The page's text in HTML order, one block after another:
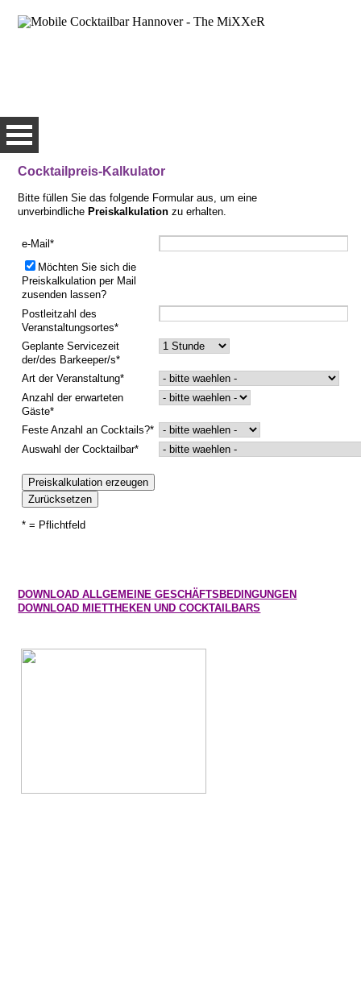
Cocktailpreis-Kalkulator
Bitte füllen Sie das folgende Formular aus, um eine
unverbindliche Preiskalkulation zu erhalten.
e-Mail*
Möchten Sie sich die
Preiskalkulation per Mail
zusenden lassen?
Postleitzahl des
Veranstaltungsortes*
Geplante Servicezeit
der/des Barkeeper/s*
Art der Veranstaltung*
Anzahl der erwarteten
Gäste*
Feste Anzahl an Cocktails?*
Auswahl der Cocktailbar*
* = Pflichtfeld
DOWNLOAD ALLGEMEINE GESCHÄFTSBEDINGUNGEN
DOWNLOAD MIETTHEKEN UND COCKTAILBARS